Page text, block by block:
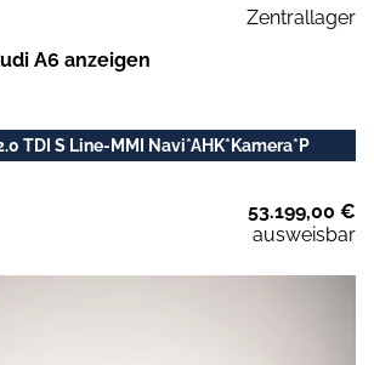
Zentrallager
A6 anzeigen
TDI S Line-MMI Navi*AHK*Kamera*P
53.199,00 €
ausweisbar